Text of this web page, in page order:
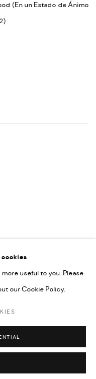
(En un Estado de Ánimo
2026
useful to you. Please
our Cookie Policy.